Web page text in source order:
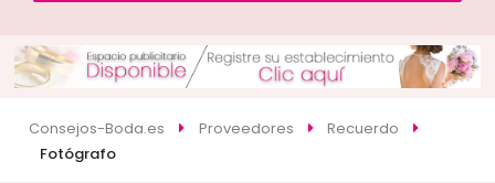
Consejos-Boda.es Proveedores
Recuerdo
Fotógrafo